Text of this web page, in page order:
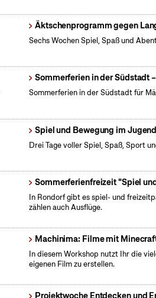
Äktschenprogramm gegen
Sechs Wochen Spiel, Spaß und
Sommerferien in der Südstadt
Sommerferien in der Südstadt für
Spiel und Bewegung im
Drei Tage voller Spiel, Spaß, Sport
Sommerferienfreizeit "Spiel
In Rondorf gibt es spiel- und
zählen auch Ausflüge.
Machinima: Filme mit
In diesem Workshop nutzt Ihr die
eigenen Film zu erstellen.
Projektwoche Entdecken und